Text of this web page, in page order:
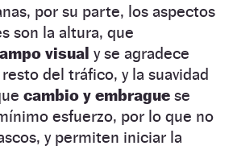
por su parte, los aspectos
son la altura, que
visual y se agradece
del tráfico, y la suavidad
cambio y embrague se
esfuerzo, por lo que no
y permiten iniciar la